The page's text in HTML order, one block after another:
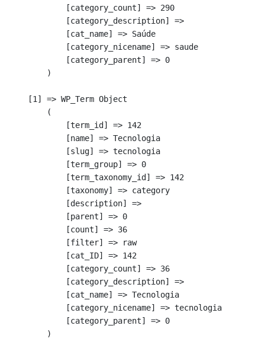
            [category_count] => 290
            [category_description] =>
            [cat_name] => Saúde
            [category_nicename] => saude
            [category_parent] => 0
        )
    [1] => WP_Term Object
        (
            [term_id] => 142
            [name] => Tecnologia
            [slug] => tecnologia
            [term_group] => 0
            [term_taxonomy_id] => 142
            [taxonomy] => category
            [description] =>
            [parent] => 0
            [count] => 36
            [filter] => raw
            [cat_ID] => 142
            [category_count] => 36
            [category_description] =>
            [cat_name] => Tecnologia
            [category_nicename] => tecnologia
            [category_parent] => 0
        )